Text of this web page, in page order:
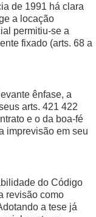
de 1991 há clara
a locação
permitiu-se a
fixado (arts. 68 a
ênfase, a
arts. 421 422
e o da boa-fé
imprevisão em seu
do Código
revisão como
a tese já